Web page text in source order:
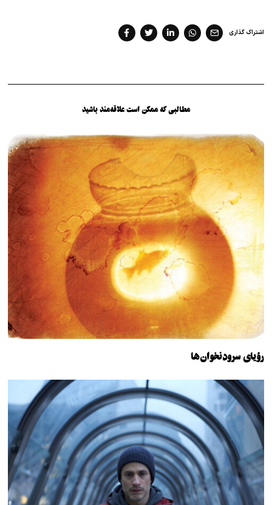
اشتراک گذاری
مطالبی که ممکن است علاقه‌مند باشید
رؤیای سرودنخوان‌ها